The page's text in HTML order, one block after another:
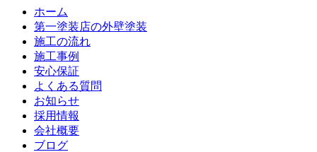
ホーム
第一塗装店の外壁塗装
施工の流れ
施工事例
安心保証
よくある質問
お知らせ
採用情報
会社概要
ブログ